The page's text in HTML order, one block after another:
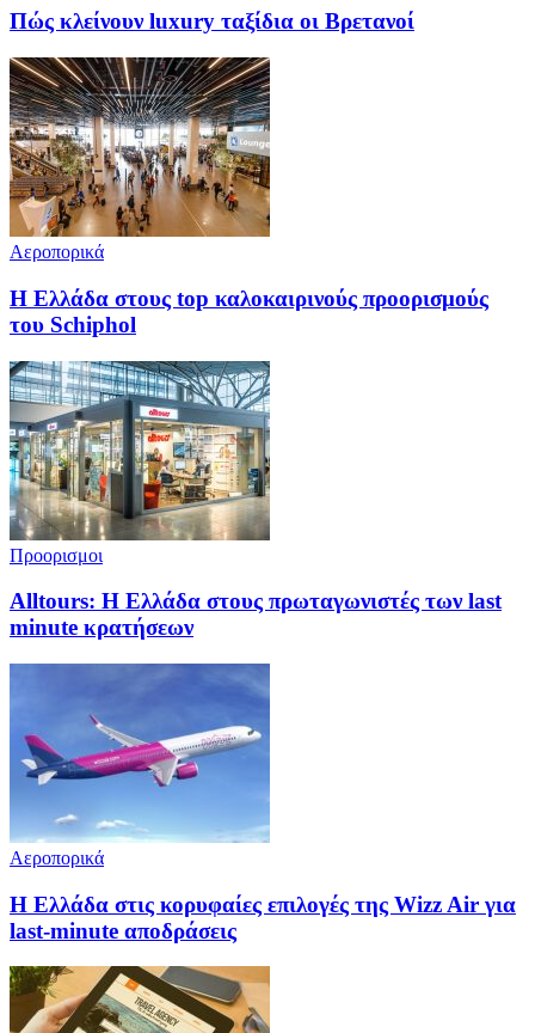
Πώς κλείνουν luxury ταξίδια οι Βρετανοί
Αεροπορικά
Η Ελλάδα στους top καλοκαιρινούς προορισμούς
του Schiphol
Προορισμοι
Alltours: Η Ελλάδα στους πρωταγωνιστές των last
minute κρατήσεων
Αεροπορικά
Η Ελλάδα στις κορυφαίες επιλογές της Wizz Air για
last-minute αποδράσεις